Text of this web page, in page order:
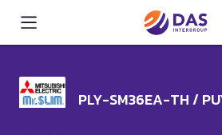
PLY-SM36EA-TH /